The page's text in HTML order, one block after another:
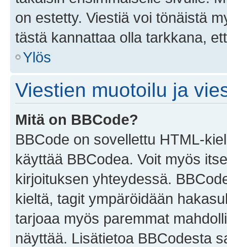
on estetty. Viestiä voi tönäistä
tästä kannattaa olla tarkkana,
Ylös
Viestien muotoilu ja
Mitä on BBCode?
BBCode on sovellettu HTML-
käyttää BBCodea. Voit myös
kirjoituksen yhteydessä.
kieltä, tagit ympäröidään
tarjoaa myös paremmat
näyttää. Lisätietoa BBCodesta